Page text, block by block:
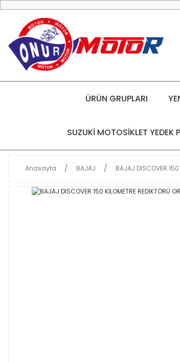
ÜRÜN GRUPLARI
SUZUKİ MOTOSİKLET YEDEK
Anasayfa BAJAJ BAJAJ DISCOVER 150